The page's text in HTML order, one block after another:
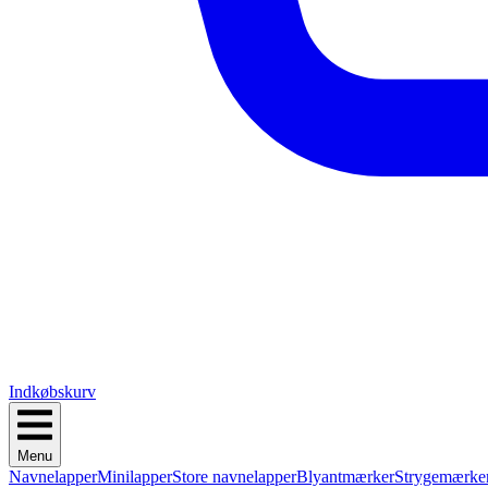
Indkøbskurv
Menu
NavnelapperMinilapperStore navnelapperBlyantmærker